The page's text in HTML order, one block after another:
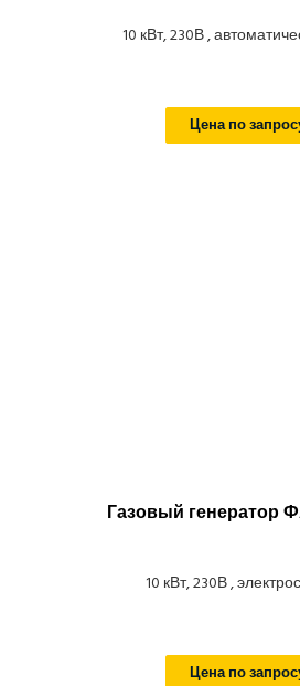
10 кВт, 230В ,
Цена по
Газовый генератор
10 кВт, 230В ,
Цена по